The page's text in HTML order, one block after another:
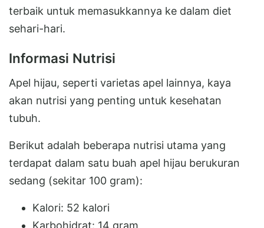
terbaik untuk memasukkannya ke dalam diet
sehari-hari.
Informasi Nutrisi
Apel hijau, seperti varietas apel lainnya, kaya
akan nutrisi yang penting untuk kesehatan
tubuh.
Berikut adalah beberapa nutrisi utama yang
terdapat dalam satu buah apel hijau berukuran
sedang (sekitar 100 gram):
Kalori: 52 kalori
Karbohidrat: 14 gram